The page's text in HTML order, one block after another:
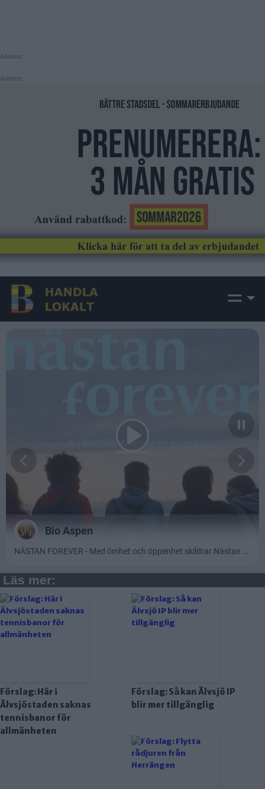
Annons:
Annons:
Läs mer:
Förslag: Här i
Älvsjöstaden saknas
tennisbanor för
allmänheten
Förslag: Så kan Älvsjö IP
blir mer tillgänglig